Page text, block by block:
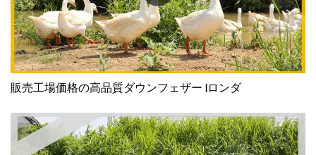
販売工場価格の高品質ダウンフェザー |ロンダ